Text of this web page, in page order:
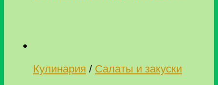
Кулинария / Салаты и закуски